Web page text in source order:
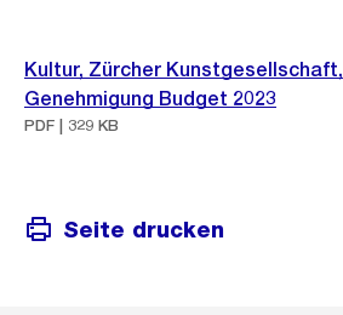
Kultur, Zürcher Kunstgesellschaft,
Genehmigung Budget 2023
PDF | 329 KB
Seite drucken